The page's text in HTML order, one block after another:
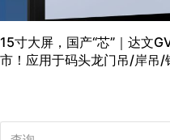
15寸大屏，国产“芯”｜达文
市！应用于码头龙门吊/岸吊/